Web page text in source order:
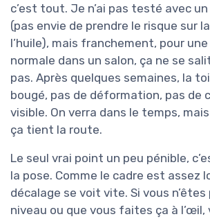
c’est tout. Je n’ai pas testé avec
(pas envie de prendre le risque sur
l’huile), mais franchement, pour
normale dans un salon, ça ne se
pas. Après quelques semaines, la
bougé, pas de déformation, pas de
visible. On verra dans le temps,
ça tient la route.
Le seul vrai point un peu pénible,
la pose. Comme le cadre est assez
décalage se voit vite. Si vous n’êtes
niveau ou que vous faites ça à l’œil,